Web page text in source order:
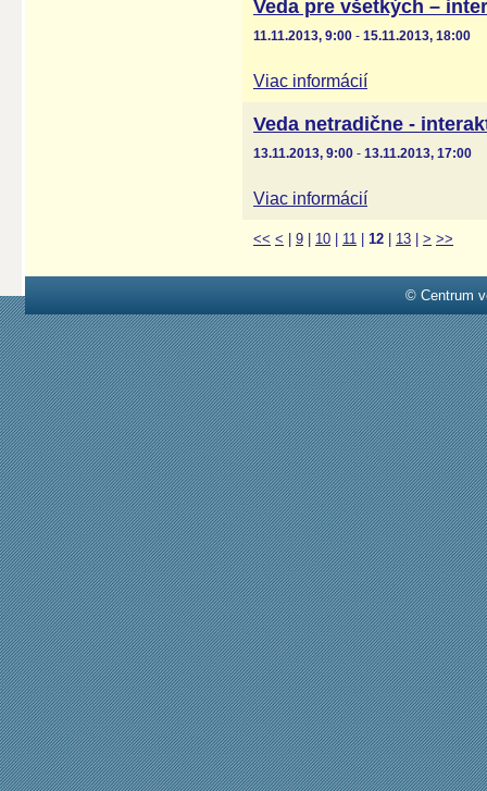
Veda pre všetkých –
11.11.2013, 9:00 - 15.11.2013, 18:00
Viac informácií
Veda netradične -
13.11.2013, 9:00 - 13.11.2013, 17:00
Viac informácií
<< < 9 10 11 12 13 > >>
© Centrum